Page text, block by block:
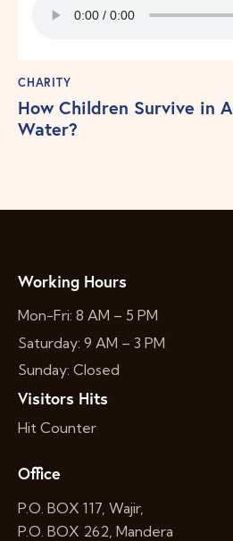
CHARITY
How Children Survive in
Water?
Working Hours
Mon-Fri: 8 AM – 5 PM
Saturday: 9 AM – 3 PM
Sunday: Closed
Visitors Hits
Hit Counter
Office
P.O. BOX 117, Wajir,
P.O. BOX 262, Mandera